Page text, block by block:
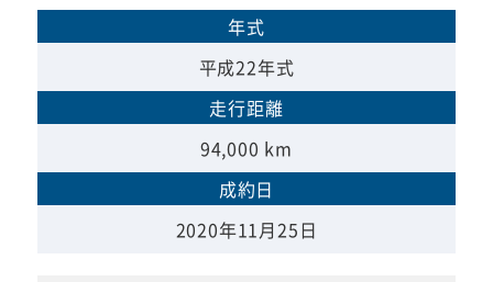
年式
平成22年式
走行距離
94,000 km
成約日
2020年11月25日